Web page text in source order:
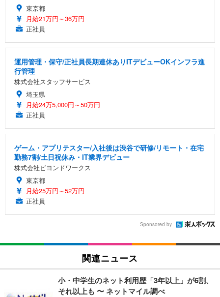
東京都
月給21万円～36万円
正社員
運用管理・保守/正社員長期連休ありITデビューOKインフラ進
行管理
株式会社スタッフサービス
埼玉県
月給24万5,000円～50万円
正社員
ゲーム・アプリテスター/入社後は渋谷で研修/リモート・在宅
勤務7割/土日祝休み・IT業界デビュー
株式会社ビヨンドワークス
東京都
月給25万円～52万円
正社員
Sponsored by
関連ニュース
小・中学生のネット利用歴「3年以上」が6割、
それ以上も 〜 ネットマイル調べ